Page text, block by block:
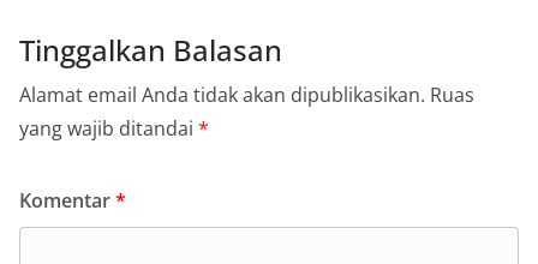
Tinggalkan Balasan
Alamat email Anda tidak akan dipublikasikan. Ruas
yang wajib ditandai *
Komentar*